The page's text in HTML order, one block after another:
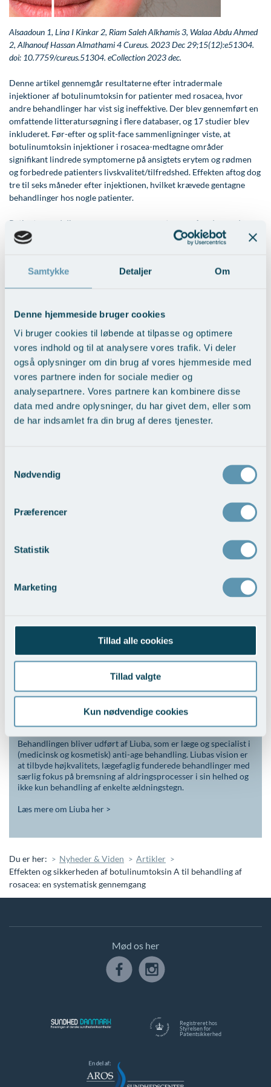
Samtykke Detaljer Om
Denne hjemmeside bruger cookies
Vi bruger cookies til løbende at tilpasse og optimere
vores indhold og til at analysere vores trafik. Vi deler
også oplysninger om din brug af vores hjemmeside med
vores partnere inden for sociale medier og
analysepartnere. Vores partnere kan kombinere disse
data med andre oplysninger, du har givet dem, eller som
de har indsamlet fra din brug af deres tjenester.
Nødvendig
Præferencer
Statistik
Marketing
Tillad alle cookies
Tillad valgte
Kun nødvendige cookies
Lunge-astma-allergi
Mave-tarm kirurgi
Menopause- og hormonterapi
Neurologi (hjerne-nervesygdomme)
Onkologi (kræftsygdomme)
Plastikkirurgi (rekonstruktiv)
Reumatologi (gigtsygdomme)
Svedproblemer
Søvn
Thoraxkirurgi (slipping rib)
Urologi (Urinvejssygdomme)
Øre-næse-hals
Ar og strækmærker
Uønsket hårvækst
Hårtab
Aldersprægede håndrygge
Kropsforyngelse og opstramning
Intim konturering/foryngelse
Mandlig genitalområde - forskønnelse
Kosmetisk Plastikkirurgi
Kæbekirurgi
Skræddersyede dropbehandlinger
Modelopskrivning
Plasmaprodukter i æstetisk, kosmetisk og anti-
aging medicin
Prisliste
Skriv dig op
Udskrivelse
Kontakt os & Find vej
Kvalitet og patienttilfredshed
Nyttige links
Parkering og opladning på AROS Privathospital
Persondatapolitik på AROS
Rygepolitik
Samarbejde mellem specialer
Sengestuer
Standardbetingelser for privatbetalte
Ventetid i det offentlige - Frit sygehusvalg
Vores mål
Alsaadoun 1, Lina I Kinkar 2, Riam Saleh Alkhamis 3, Walaa Abdu Ahmed
2, Alhanouf Hassan Almathami 4 Cureus. 2023 Dec 29;15(12):e51304.
doi: 10.7759/cureus.51304. eCollection 2023 dec.
Denne artikel gennemgår resultaterne efter intradermale
injektioner af botulinumtoksin for patienter med rosacea, hvor
andre behandlinger har vist sig ineffektive. Der blev gennemført en
omfattende litteratursøgning i flere databaser, og 17 studier blev
inkluderet. Før-efter og split-face sammenligninger viste, at
botulinumtoksin injektioner i rosacea-medtagne områder
signifikant lindrede symptomerne på ansigtets erytem og rødmen
og forbedrede patienters livskvalitet/tilfredshed. Effekten aftog dog
tre til seks måneder efter injektionen, hvilket krævede gentagne
behandlinger hos nogle patienter.
Patienter med diagnosen rosacea og symptomer på vedvarende
ansigtsrødme modtog igennemsnit 10 til 15 små overfladiske
injektioner pr. kind (1 enhed toksin pr. injektion) og 0 til 5
75% af patienterne viste efterfølgende en signifikant reduktion i
flush- og erytemintensitet. De samlede rater af forbigående
ansigtsmuskelpåvirkning efter injektion repræsenterede
effektiv til at lindre symptomerne på rosacea med en lav frekvens af
bivirkninger.
Artiklen konkluderer, at det terapeutiske arsenal til at kontrollere
erytem og ansigtsrødmen ved ​​rosacea, især resistent over for den
sædvanlige behandling, bør inkludere intradermal indføring af
Læs hele artiklen her - engelsk PDF >
Behandlingen bliver udført af Liuba, som er læge og specialist i
(medicinsk og kosmetisk) anti-age behandling. Liubas vision er
at tilbyde højkvalitets, lægefaglig funderede behandlinger med
særlig fokus på bremsning af aldringsprocesser i sin helhed og
ikke kun behandling af enkelte ældningstegn.
Læs mere om Liuba her >
Du er her: Nyheder & Viden
Artikler
Effekten og sikkerheden af ​​botulinumtoksin A til behandling af
rosacea: en systematisk gennemgang
Registreret hos
Styrelsen for
Patientsikkerhed
Mød os her